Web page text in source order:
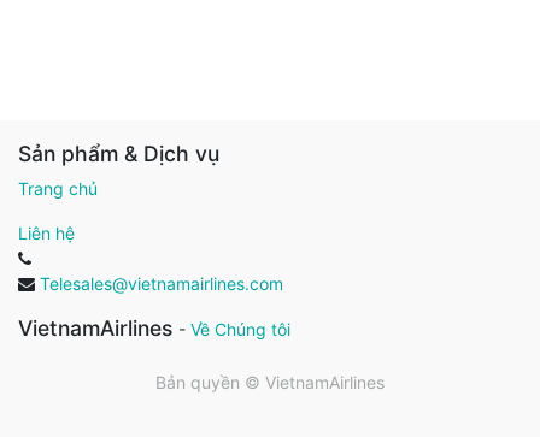
Sản phẩm & Dịch vụ
Trang chủ
Liên hệ
Telesales@vietnamairlines.com
VietnamAirlines - Về Chúng tôi
Bản quyền © VietnamAirlines